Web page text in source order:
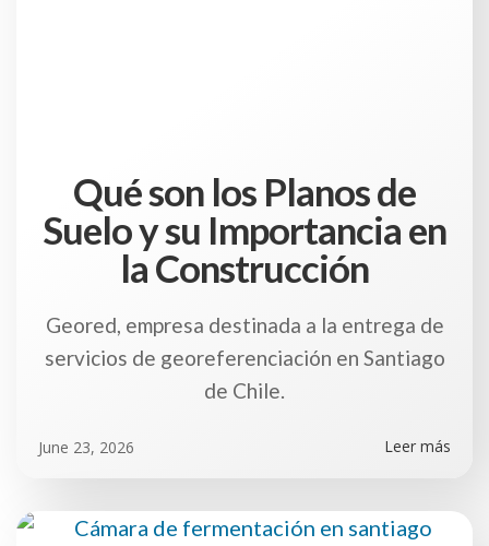
Qué son los Planos de
Suelo y su Importancia en
la Construcción
Geored, empresa destinada a la entrega de
servicios de georeferenciación en Santiago
de Chile.
June 23, 2026 Leer más